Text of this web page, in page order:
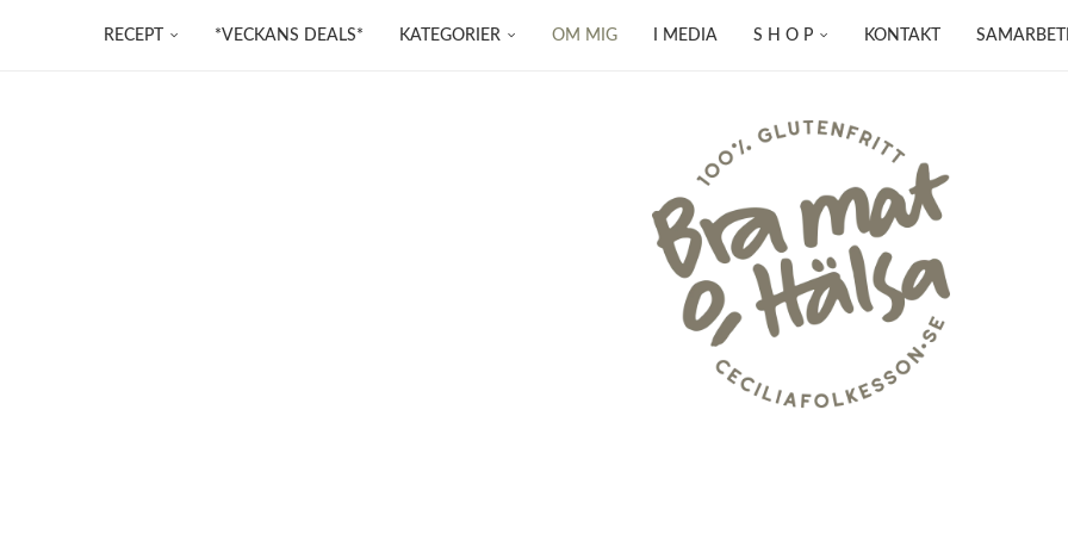
RECEPT *VECKANS DEALS* KATEGORIER OM MIG I MEDIA S H O P KONTAKT